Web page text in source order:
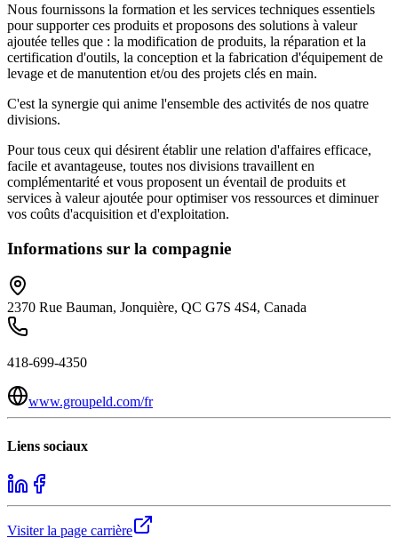
Nous fournissons la formation et les services techniques essentiels
pour supporter ces produits et proposons des solutions à valeur
ajoutée telles que : la modification de produits, la réparation et la
certification d'outils, la conception et la fabrication d'équipement de
levage et de manutention et/ou des projets clés en main.
C'est la synergie qui anime l'ensemble des activités de nos quatre
divisions.
Pour tous ceux qui désirent établir une relation d'affaires efficace,
facile et avantageuse, toutes nos divisions travaillent en
complémentarité et vous proposent un éventail de produits et
services à valeur ajoutée pour optimiser vos ressources et diminuer
vos coûts d'acquisition et d'exploitation.
Informations sur la compagnie
2370 Rue Bauman, Jonquière, QC G7S 4S4, Canada
418-699-4350
www.groupeld.com/fr
Liens sociaux
Visiter la page carrière